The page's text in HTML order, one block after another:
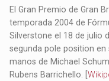
El Gran Premio de Gran
temporada 2004 de
Silverstone el 18 de julio
segunda pole position
manos de Michael
Rubens Barrichello. [